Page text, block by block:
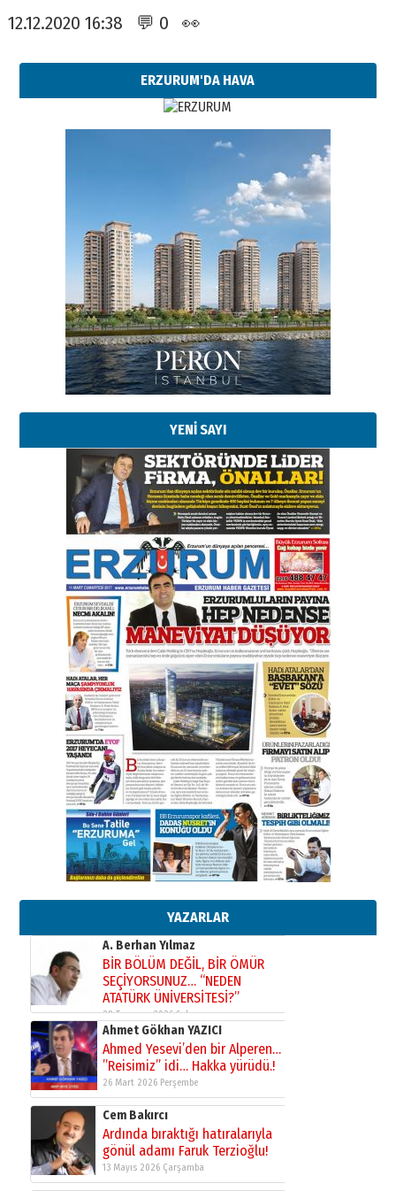
12.12.2020 16:38 💬 0 👀
ERZURUM'DA HAVA
YENİ SAYI
YAZARLAR
Esat BİNDESEN
Başkan Sekmen’den Erzurum’a
bir vizyon proje daha!
02 Ağustos 2026 Pazar
Kadir SABUNCUOĞLU
Erzurumspor’un köşe taşları
29 Haziran 2026 Pazartesi
Kenan GÜLERCİ
Murat Şahsuvaroğlu ERKON’da
çıtayı yukarı taşırken,
yönetimdekiler aşağı
çekmemeli!
17 Şubat 2026 SalıOrhan BOZKURT
Bir fotoğraf, bir şehir, bir
A. Berhan Yılmaz
BİR BÖLÜM DEĞİL, BİR ÖMÜR
SEÇİYORSUNUZ… “NEDEN
ATATÜRK ÜNİVERSİTESİ?”
28 Temmuz 2026 Salı
Ahmet Gökhan YAZICI
Ahmed Yesevi’den bir Alperen…
”Reisimiz” idi… Hakka yürüdü.!
26 Mart 2026 Perşembe
Cem Bakırcı
Ardında bıraktığı hatıralarıyla
gönül adamı Faruk Terzioğlu!
13 Mayıs 2026 Çarşamba